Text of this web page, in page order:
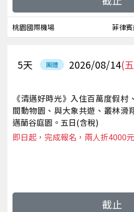
桃園國際機場 菲律
團體 2026/08/14(
5天
《清邁好時光》入住百萬度假
間動物園、與大象共遊、叢林滑
邁蘭谷庭園。五日(含稅)
即日起，完成報名，兩人折4000元
截止